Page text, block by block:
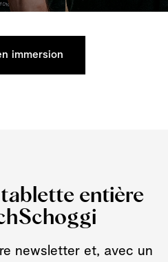
immersion
entière
newsletter et, avec un